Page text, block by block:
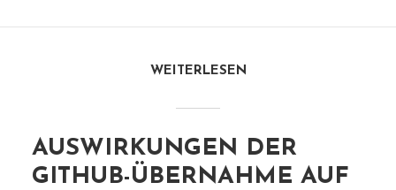
WEITERLESEN
AUSWIRKUNGEN DER
GITHUB-ÜBERNAHME AUF